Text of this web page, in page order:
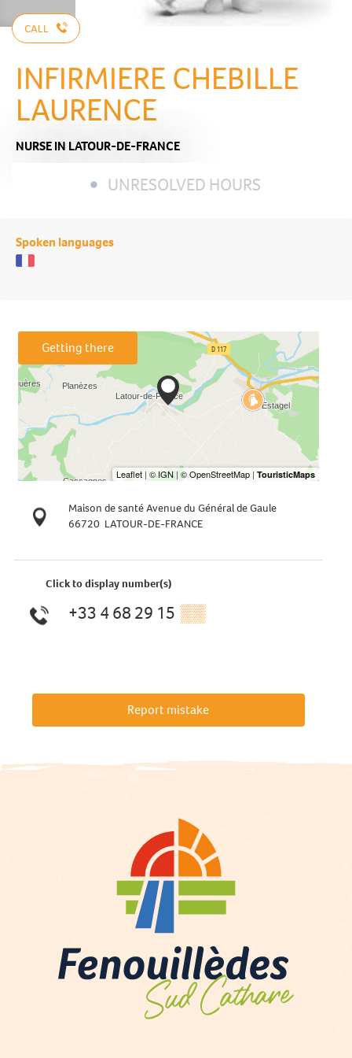
CALL
INFIRMIERE CHEBILLE
LAURENCE
NURSEIN LATOUR-DE-FRANCE
UNRESOLVED HOURS
Spoken languages
Getting there
Maison de santé Avenue du Général de Gaule
66720 LATOUR-DE-FRANCE
Click to display number(s)
+33 4 68 29 15 ▒▒
Report mistake